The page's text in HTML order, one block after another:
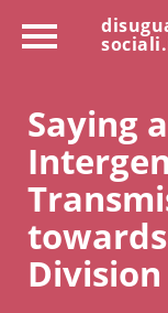
Saying